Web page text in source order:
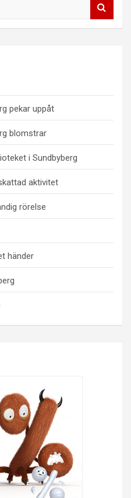
pekar uppåt
blomstrar
i Sundbyberg
aktivitet
rörelse
händer